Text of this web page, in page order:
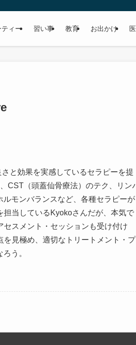
ティー 習い事 教育 お出かけ
と効果を実感しているセラピーを提
CST（頭蓋仙骨療法）のテク、リン
モンバランスなど、各種セラピーが
当しているKyokoさんだが、本気で
スメント・セッションも受け付け
見極め、適切なトリートメント・プ
う。